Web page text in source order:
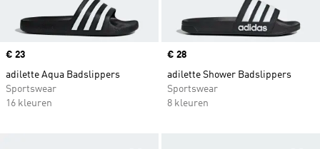
Price
€ 23
adilette Aqua Badslippers
Sportswear
16 kleuren
Price
€ 28
adilette Shower Badslippers
Sportswear
8 kleuren